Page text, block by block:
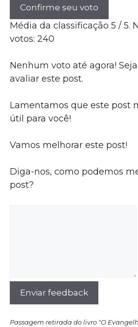
Confirme seu voto
Média da classificação 5 / 5.
votos: 240
Nenhum voto até agora!
avaliar este post.
Lamentamos que este post
útil para você!
Vamos melhorar este post!
Diga-nos, como podemos
post?
Enviar feedback
Passagem retirada do livro "O